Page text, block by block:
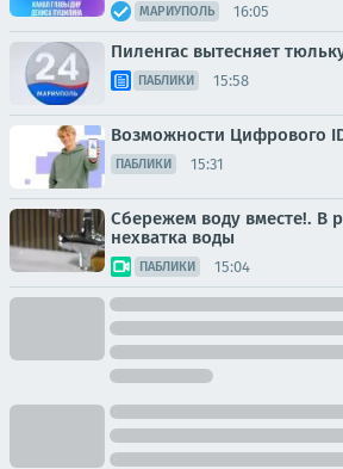
МАРИУПОЛЬ 16:05
Пиленгас вытесняет
ПАБЛИКИ 15:58
Возможности Цифрового
ПАБЛИКИ 15:31
Сбережем воду вместе!. В
нехватка воды
ПАБЛИКИ 15:04